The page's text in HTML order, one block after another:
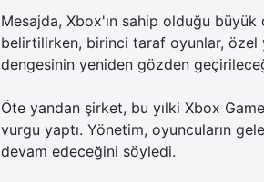
Mesajda, Xbox'ın sahip olduğu
belirtilirken, birinci taraf oyunlar, özel
dengesinin yeniden gözden
Öte yandan şirket, bu yılki Xbox
vurgu yaptı. Yönetim, oyuncuların
devam edeceğini söyledi.